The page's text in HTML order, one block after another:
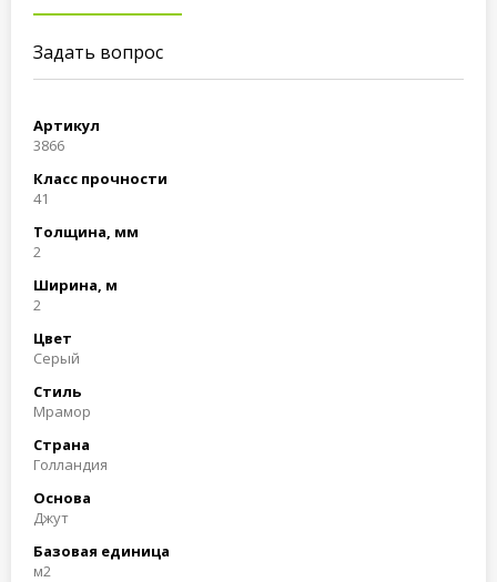
Задать вопрос
Артикул
3866
Класс прочности
41
Толщина, мм
2
Ширина, м
2
Цвет
Серый
Стиль
Мрамор
Страна
Голландия
Основа
Джут
Базовая единица
м2